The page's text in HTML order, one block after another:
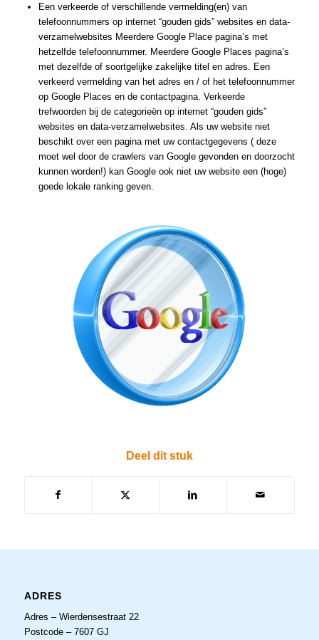
Een verkeerde of verschillende vermelding(en) van
telefoonnummers op internet “gouden gids” websites en data-
verzamelwebsites Meerdere Google Place pagina’s met
hetzelfde telefoonnummer. Meerdere Google Places pagina’s
met dezelfde of soortgelijke zakelijke titel en adres. Een
verkeerd vermelding van het adres en / of het telefoonnummer
op Google Places en de contactpagina. Verkeerde
trefwoorden bij de categorieën op internet “gouden gids”
websites en data-verzamelwebsites. Als uw website niet
beschikt over een pagina met uw contactgegevens ( deze
moet wel door de crawlers van Google gevonden en doorzocht
kunnen worden!) kan Google ook niet uw website een (hoge)
goede lokale ranking geven.
Deel dit stuk
ADRES
Adres – Wierdensestraat 22
Postcode – 7607 GJ